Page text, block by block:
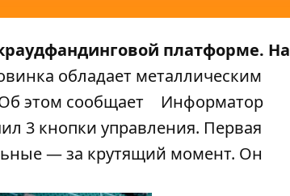
платформе. На
обладает металлическим
этом сообщает
Информатор
3 кнопки управления. Первая
— за крутящий момент. Он